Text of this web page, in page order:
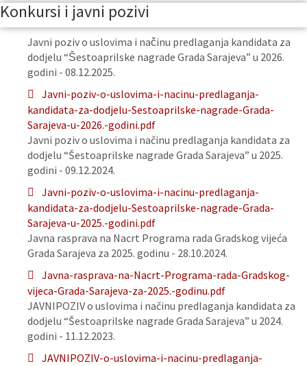
Konkursi i javni pozivi
Javni poziv o uslovima i načinu predlaganja kandidata za
dodjelu “Šestoaprilske nagrade Grada Sarajeva” u 2026.
godini - 08.12.2025.
Javni-poziv-o-uslovima-i-nacinu-predlaganja-
kandidata-za-dodjelu-Sestoaprilske-nagrade-Grada-
Sarajeva-u-2026.-godini.pdf
Javni poziv o uslovima i načinu predlaganja kandidata za
dodjelu “Šestoaprilske nagrade Grada Sarajeva” u 2025.
godini - 09.12.2024.
Javni-poziv-o-uslovima-i-nacinu-predlaganja-
kandidata-za-dodjelu-Sestoaprilske-nagrade-Grada-
Sarajeva-u-2025.-godini.pdf
Javna rasprava na Nacrt Programa rada Gradskog vijeća
Grada Sarajeva za 2025. godinu - 28.10.2024.
Javna-rasprava-na-Nacrt-Programa-rada-Gradskog-
vijeca-Grada-Sarajeva-za-2025.-godinu.pdf
JAVNIPOZIV o uslovima i načinu predlaganja kandidata za
dodjelu “Šestoaprilske nagrade Grada Sarajeva” u 2024.
godini - 11.12.2023.
JAVNIPOZIV-o-uslovima-i-nacinu-predlaganja-